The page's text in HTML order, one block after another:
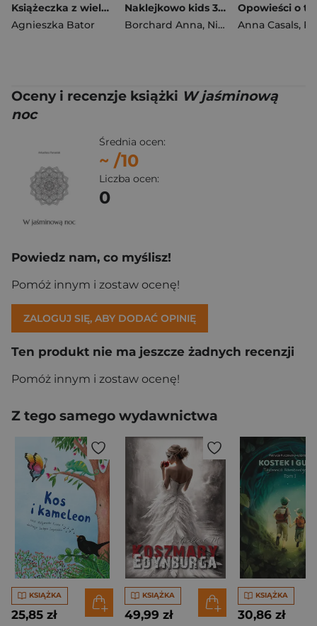
Książeczka z wielorazowymi naklejkami. W lesie. Naklejam, odklejam!
Agnieszka Bator
Naklejkowo kids 3 + Pojazdy
Borchard Anna, Niewielska Monika Anna Casals,
Oceny i recenzje książki W jaśminową
noc
Średnia ocen:
~ /10
Liczba ocen:
0
Powiedz nam, co myślisz!
Pomóż innym i zostaw ocenę!
ZALOGUJ SIĘ, ABY DODAĆ OPINIĘ
Ten produkt nie ma jeszcze żadnych recenzji
Pomóż innym i zostaw ocenę!
Z tego samego wydawnictwa
KSIĄŻKA
25,85 zł
KSIĄŻKA
49,99 zł
KSIĄŻKA
30,86 zł